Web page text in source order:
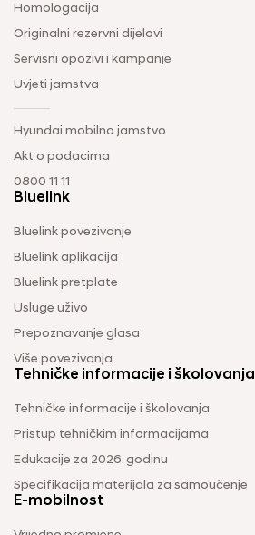
Homologacija
Originalni rezervni dijelovi
Servisni opozivi i kampanje
Uvjeti jamstva
Hyundai mobilno jamstvo
Akt o podacima
0800 11 11
Bluelink
Bluelink povezivanje
Bluelink aplikacija
Bluelink pretplate
Usluge uživo
Prepoznavanje glasa
Više povezivanja
Tehničke informacije i školovanja
Tehničke informacije i školovanja
Pristup tehničkim informacijama
Edukacije za 2026. godinu
Specifikacija materijala za samoučenje
E-mobilnost